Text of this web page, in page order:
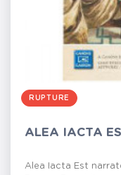
RUPTURE
ALEA IACTA
Alea Iacta Est